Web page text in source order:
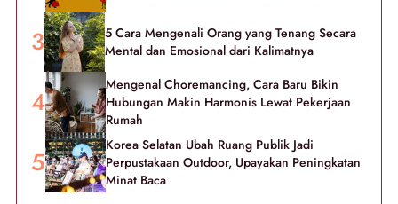
5 Cara Mengenali Orang yang Tenang Secara
Mental dan Emosional dari Kalimatnya
Mengenal Choremancing, Cara Baru Bikin
Hubungan Makin Harmonis Lewat Pekerjaan
Rumah
Korea Selatan Ubah Ruang Publik Jadi
Perpustakaan Outdoor, Upayakan Peningkatan
Minat Baca